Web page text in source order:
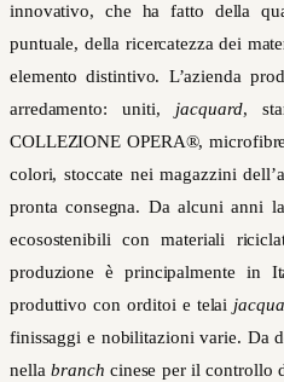
innovativo, che ha fatto della
puntuale, della ricercatezza dei
elemento distintivo. L’azienda
arredamento: uniti, jacquard,
COLLEZIONE OPERA®,
colori, stoccate nei magazzini
pronta consegna. Da alcuni anni
ecosostenibili con materiali
produzione è principalmente in
produttivo con orditoi e telai
finissaggi e nobilitazioni varie. Da
nellabranch cinese per il controllo